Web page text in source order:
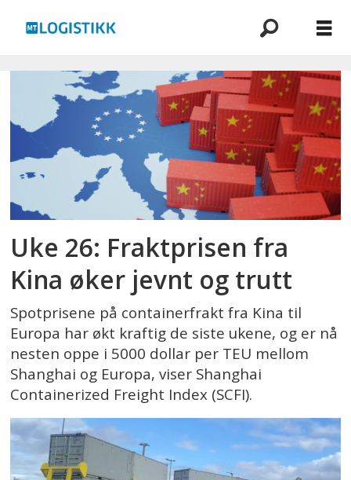
Emne:
containertransport
Uke 26: Fraktprisen fra
Kina øker jevnt og trutt
Spotprisene på containerfrakt fra Kina til
Europa har økt kraftig de siste ukene, og er nå
nesten oppe i 5000 dollar per TEU mellom
Shanghai og Europa, viser Shanghai
Containerized Freight Index (SCFI).